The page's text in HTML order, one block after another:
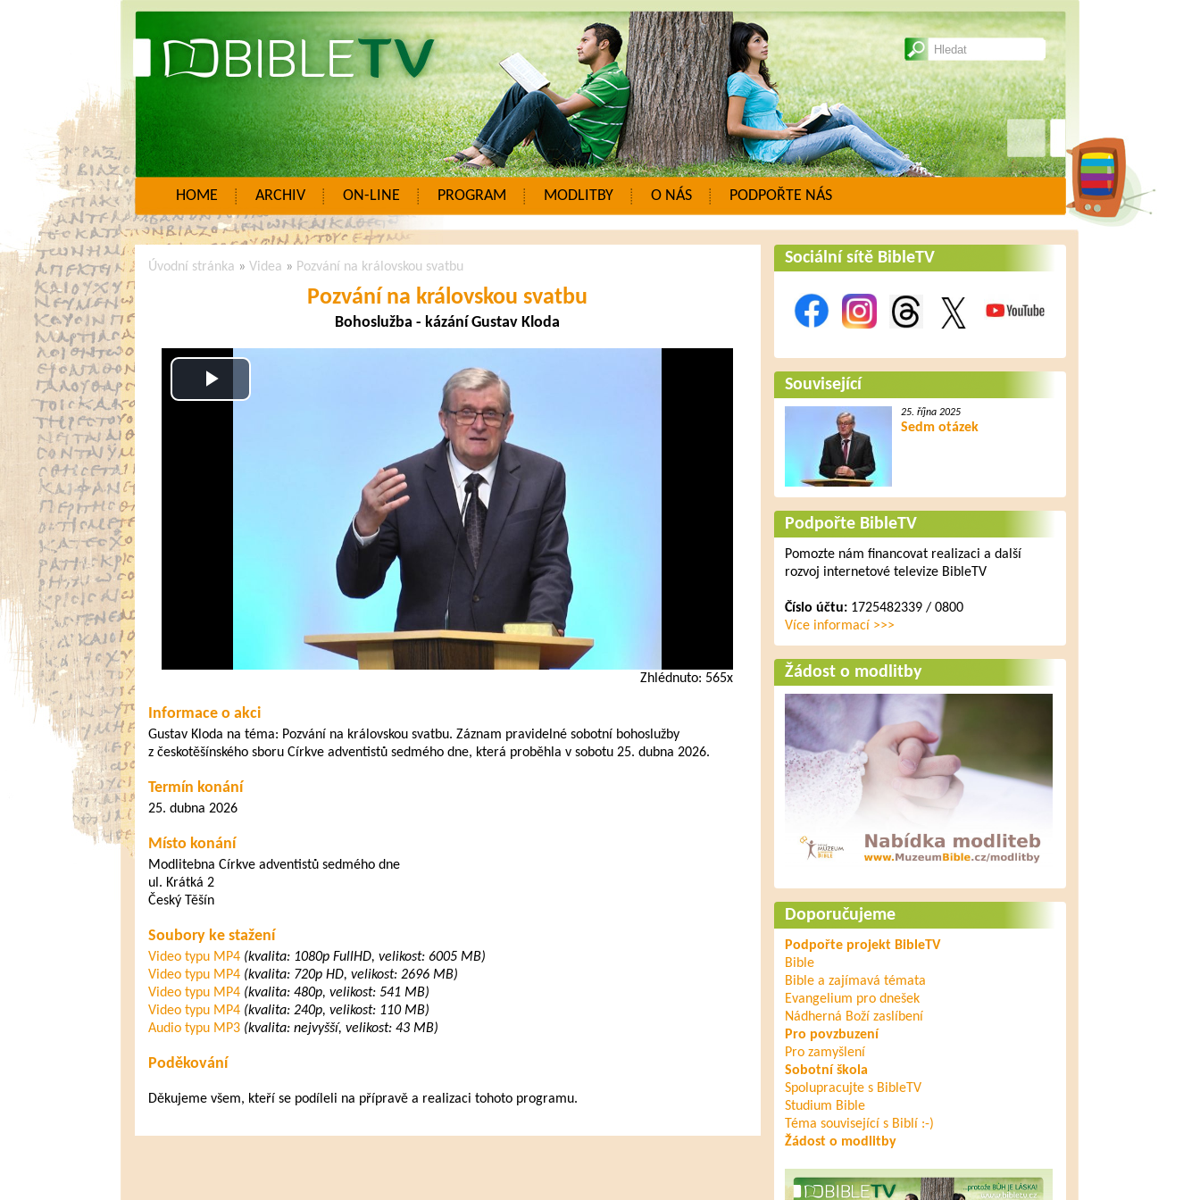
HOME ARCHIV ON-LINE PROGRAM MODLITBY O NÁS PODPOŘTE NÁS
Úvodní stránka » Videa » Pozvání na královskou svatbu
Pozvání na královskou svatbu
Bohoslužba - kázání Gustav Kloda
Play
Zhlédnuto: 565x
Informace o akci
Gustav Kloda na téma: Pozvání na královskou svatbu. Záznam pravidelné sobotní bohoslužby
z českotěšínského sboru Církve adventistů sedmého dne, která proběhla v sobotu 25. dubna 2026.
Termín konání
25. dubna 2026
Místo konání
Modlitebna Církve adventistů sedmého dne
ul. Krátká 2
Český Těšín
Soubory ke stažení
Video typu MP4 (kvalita: 1080p FullHD, velikost: 6005 MB)
Video typu MP4 (kvalita: 720p HD, velikost: 2696 MB)
Video typu MP4 (kvalita: 480p, velikost: 541 MB)
Video typu MP4 (kvalita: 240p, velikost: 110 MB)
Audio typu MP3 (kvalita: nejvyšší, velikost: 43 MB)
Poděkování
Děkujeme všem, kteří se podíleli na přípravě a realizaci tohoto programu.
Sociální sítě BibleTV
Související
25. října 2025
Sedm otázek
Podpořte BibleTV
Pomozte nám financovat realizaci a další
rozvoj internetové televize BibleTV
Číslo účtu:1725482339 / 0800
Více informací >>>
Žádost o modlitby
Doporučujeme
Podpořte projekt BibleTV
Bible
Bible a zajímavá témata
Evangelium pro dnešek
Nádherná Boží zaslíbení
Pro povzbuzení
Pro zamyšlení
Sobotní škola
Spolupracujte s BibleTV
Studium Bible
Téma související s Biblí :-)
Žádost o modlitby